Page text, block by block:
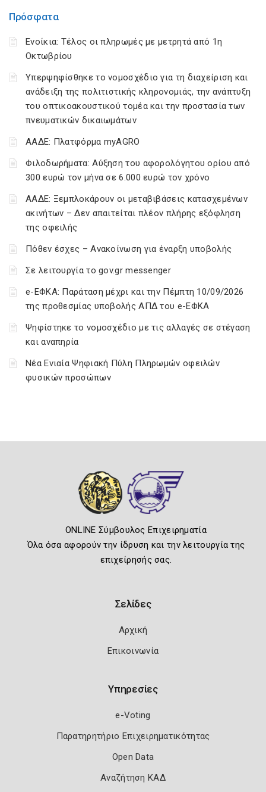
Πρόσφατα
Ενοίκια: Τέλος οι πληρωμές με μετρητά από 1η
Οκτωβρίου
Υπερψηφίσθηκε το νομοσχέδιο για τη διαχείριση και
ανάδειξη της πολιτιστικής κληρονομιάς, την ανάπτυξη
του οπτικοακουστικού τομέα και την προστασία των
πνευματικών δικαιωμάτων
ΑΑΔΕ: Πλατφόρμα myAGRO
Φιλοδωρήματα: Αύξηση του αφορολόγητου ορίου από
300 ευρώ τον μήνα σε 6.000 ευρώ τον χρόνο
ΑΑΔΕ: Ξεμπλοκάρουν οι μεταβιβάσεις κατασχεμένων
ακινήτων – Δεν απαιτείται πλέον πλήρης εξόφληση
της οφειλής
Πόθεν έσχες – Ανακοίνωση για έναρξη υποβολής
Σε λειτουργία το gov.gr messenger
e-ΕΦΚΑ: Παράταση μέχρι και την Πέμπτη 10/09/2026
της προθεσμίας υποβολής ΑΠΔ του e-ΕΦΚΑ
Ψηφίστηκε το νομοσχέδιο με τις αλλαγές σε στέγαση
και αναπηρία
Νέα Ενιαία Ψηφιακή Πύλη Πληρωμών οφειλών
φυσικών προσώπων
ONLINE Σύμβουλος Επιχειρηματία
Όλα όσα αφορούν την ίδρυση και την λειτουργία της
επιχείρησής σας.
Σελίδες
Αρχική
Επικοινωνία
Υπηρεσίες
e-Voting
Παρατηρητήριο Επιχειρηματικότητας
Open Data
Αναζήτηση ΚΑΔ